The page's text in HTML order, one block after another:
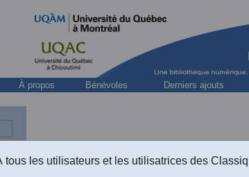
À propos Bénévoles Derniers ajouts
tous les utilisateurs et les utilisatrices des